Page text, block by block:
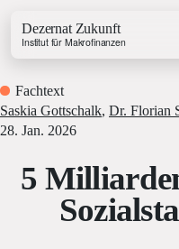
Dezernat Zukunft
Institut für Makrofinanzen
Growth &
Energy
Fachtext
Saskia Gottschalk, Dr. Florian
28. Jan. 2026
5